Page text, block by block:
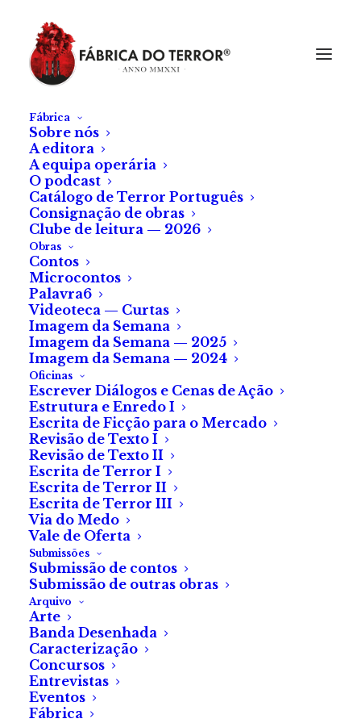
Fábrica
Sobre nós
A editora
A equipa operária
O podcast
Catálogo de Terror Português
Consignação de obras
Clube de leitura — 2026
Obras
Contos
Microcontos
Palavra6
Videoteca — Curtas
Imagem da Semana
Imagem da Semana — 2025
Imagem da Semana — 2024
Oficinas
Escrever Diálogos e Cenas de Ação
Estrutura e Enredo I
Escrita de Ficção para o Mercado
Revisão de Texto I
Revisão de Texto II
Escrita de Terror I
Escrita de Terror II
Escrita de Terror III
Via do Medo
Vale de Oferta
Submissões
Submissão de contos
Submissão de outras obras
Arquivo
Arte
Banda Desenhada
Caracterização
Concursos
Entrevistas
Eventos
Fábrica
Diagnóstico
deLiliana Duarte Pereira
Lígia, Lígia. Ser execrável. Ontem, lá foste tu pela 25.ª